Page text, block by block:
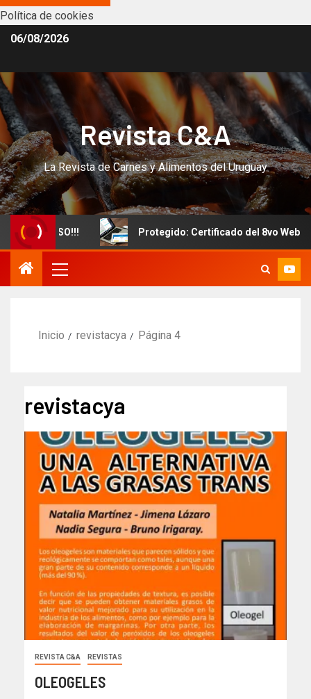
Política de cookies
06/08/2026
Revista C&A
La Revista de Carnes y Alimentos del Uruguay
CURSO!!! Protegido: Certificado del 8vo Webinar
Inicio revistacya Página 4
revistacya
REVISTA C&A REVISTAS
OLEOGELES